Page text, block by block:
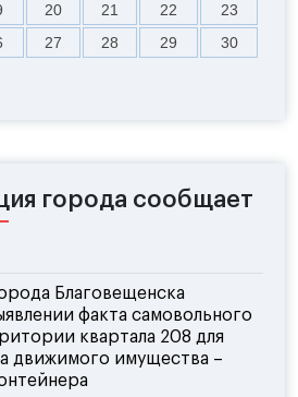
20 21 22
23
27 28 29
30
города сообщает
Благовещенска
факта самовольного
квартала 208 для
движимого имущества –